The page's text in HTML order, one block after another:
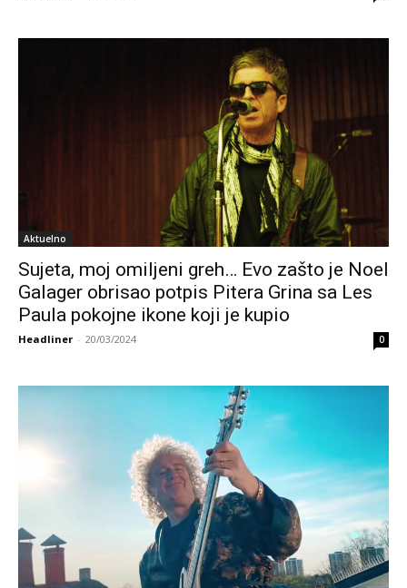
Aktuelno
Sujeta, moj omiljeni greh… Evo zašto je Noel
Galager obrisao potpis Pitera Grina sa Les
Paula pokojne ikone koji je kupio
Headliner - 20/03/2024 0